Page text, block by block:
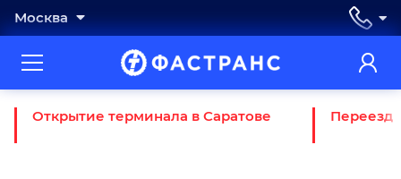
Москва
Открытие терминала в Саратове Переезд